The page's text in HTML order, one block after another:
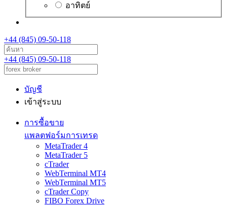
อาทิตย์
+44 (845) 09-50-118
+44 (845) 09-50-118
บัญชี
เข้าสู่ระบบ
การซื้อขาย
แพลตฟอร์มการเทรด
MetaTrader 4
MetaTrader 5
cTrader
WebTerminal MT4
WebTerminal MT5
cTrader Copy
FIBO Forex Drive